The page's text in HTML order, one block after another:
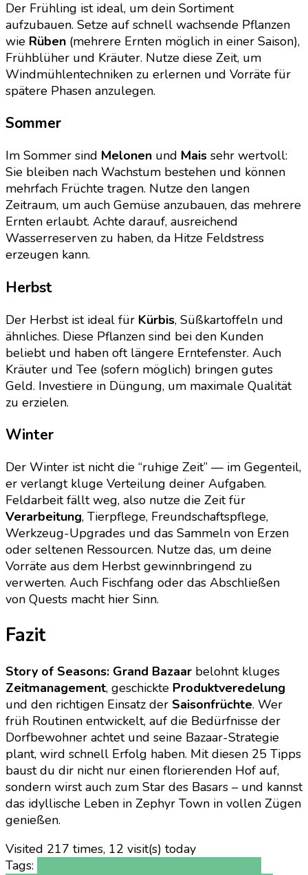
Der Frühling ist ideal, um dein Sortiment
aufzubauen. Setze auf schnell wachsende Pflanzen
wie Rüben (mehrere Ernten möglich in einer Saison),
Frühblüher und Kräuter. Nutze diese Zeit, um
Windmühlentechniken zu erlernen und Vorräte für
spätere Phasen anzulegen.
Sommer
Im Sommer sind Melonen und Mais sehr wertvoll:
Sie bleiben nach Wachstum bestehen und können
mehrfach Früchte tragen. Nutze den langen
Zeitraum, um auch Gemüse anzubauen, das mehrere
Ernten erlaubt. Achte darauf, ausreichend
Wasserreserven zu haben, da Hitze Feldstress
erzeugen kann.
Herbst
Der Herbst ist ideal für Kürbis, Süßkartoffeln und
ähnliches. Diese Pflanzen sind bei den Kunden
beliebt und haben oft längere Erntefenster. Auch
Kräuter und Tee (sofern möglich) bringen gutes
Geld. Investiere in Düngung, um maximale Qualität
zu erzielen.
Winter
Der Winter ist nicht die “ruhige Zeit” — im Gegenteil,
er verlangt kluge Verteilung deiner Aufgaben.
Feldarbeit fällt weg, also nutze die Zeit für
Verarbeitung, Tierpflege, Freundschaftspflege,
Werkzeug-Upgrades und das Sammeln von Erzen
oder seltenen Ressourcen. Nutze das, um deine
Vorräte aus dem Herbst gewinnbringend zu
verwerten. Auch Fischfang oder das Abschließen
von Quests macht hier Sinn.
Fazit
Story of Seasons: Grand Bazaar belohnt kluges
Zeitmanagement, geschickte Produktveredelung
und den richtigen Einsatz der Saisonfrüchte. Wer
früh Routinen entwickelt, auf die Bedürfnisse der
Dorfbewohner achtet und seine Bazaar-Strategie
plant, wird schnell Erfolg haben. Mit diesen 25 Tipps
baust du dir nicht nur einen florierenden Hof auf,
sondern wirst auch zum Star des Basars – und kannst
das idyllische Leben in Zephyr Town in vollen Zügen
genießen.
Visited 217 times, 12 visit(s) today
Tags: